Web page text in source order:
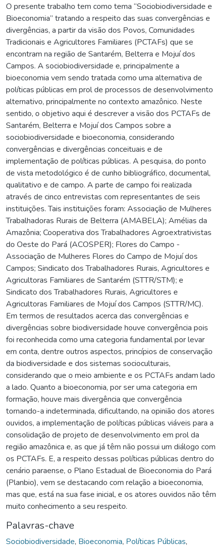
O presente trabalho tem como tema “Sociobiodiversidade e
Bioeconomia” tratando a respeito das suas convergências e
divergências, a partir da visão dos Povos, Comunidades
Tradicionais e Agricultores Familiares (PCTAFs) que se
encontram na região de Santarém, Belterra e Mojuí dos
Campos. A sociobiodiversidade e, principalmente a
bioeconomia vem sendo tratada como uma alternativa de
políticas públicas em prol de processos de desenvolvimento
alternativo, principalmente no contexto amazônico. Neste
sentido, o objetivo aqui é descrever a visão dos PCTAFs de
Santarém, Belterra e Mojuí dos Campos sobre a
sociobiodiversidade e bioeconomia, considerando
convergências e divergências conceituais e de
implementação de políticas públicas. A pesquisa, do ponto
de vista metodológico é de cunho bibliográfico, documental,
qualitativo e de campo. A parte de campo foi realizada
através de cinco entrevistas com representantes de seis
instituições. Tais instituições foram: Associação de Mulheres
Trabalhadoras Rurais de Belterra (AMABELA); Amélias da
Amazônia; Cooperativa dos Trabalhadores Agroextrativistas
do Oeste do Pará (ACOSPER); Flores do Campo -
Associação de Mulheres Flores do Campo de Mojuí dos
Campos; Sindicato dos Trabalhadores Rurais, Agricultores e
Agricultoras Familiares de Santarém (STTR/STM); e
Sindicato dos Trabalhadores Rurais, Agricultores e
Agricultoras Familiares de Mojuí dos Campos (STTR/MC).
Em termos de resultados acerca das convergências e
divergências sobre biodiversidade houve convergência pois
foi reconhecida como uma categoria fundamental por levar
em conta, dentre outros aspectos, princípios de conservação
da biodiversidade e dos sistemas socioculturais,
considerando que o meio ambiente e os PCTAFs andam lado
a lado. Quanto a bioeconomia, por ser uma categoria em
formação, houve mais divergência que convergência
tornando-a indeterminada, dificultando, na opinião dos atores
ouvidos, a implementação de políticas públicas viáveis para a
consolidação de projeto de desenvolvimento em prol da
região amazônica e, as que já têm não possui um diálogo com
os PCTAFs. E, a respeito dessas políticas públicas dentro do
cenário paraense, o Plano Estadual de Bioeconomia do Pará
(Planbio), vem se destacando com relação a bioeconomia,
mas que, está na sua fase inicial, e os atores ouvidos não têm
muito conhecimento a seu respeito.
Palavras-chave
Sociobiodiversidade, Bioeconomia, Políticas Públicas,